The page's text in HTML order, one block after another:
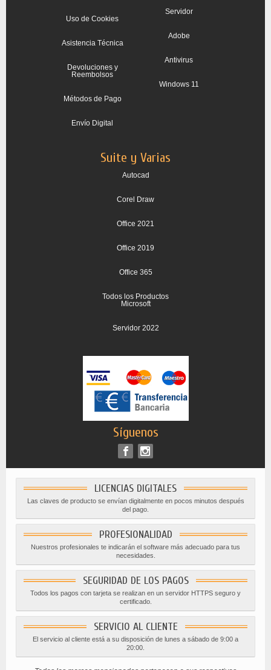
Uso de Cookies
Asistencia Técnica
Devoluciones y
Reembolsos
Métodos de Pago
Envío Digital
Servidor
Adobe
Antivirus
Windows 11
Suite y Varias
Autocad
Corel Draw
Office 2021
Office 2019
Office 365
Todos los Productos
Microsoft
Servidor 2022
Síguenos
LICENCIAS DIGITALES
Las claves de producto se envían digitalmente en pocos minutos después
del pago.
PROFESIONALIDAD
Nuestros profesionales te indicarán el software más adecuado para tus
necesidades.
SEGURIDAD DE LOS PAGOS
Todos los pagos con tarjeta se realizan en un servidor HTTPS seguro y
certificado.
SERVICIO AL CLIENTE
El servicio al cliente está a su disposición de lunes a sábado de 9:00 a
20:00.